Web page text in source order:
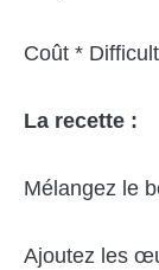
Coût *
La recette :
Mélangez le
Ajoutez les